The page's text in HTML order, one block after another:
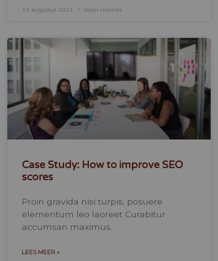
15 augustus 2021 Geen reacties
Case Study: How to improve SEO
scores
Proin gravida nisi turpis, posuere
elementum leo laoreet Curabitur
accumsan maximus.
LEES MEER »